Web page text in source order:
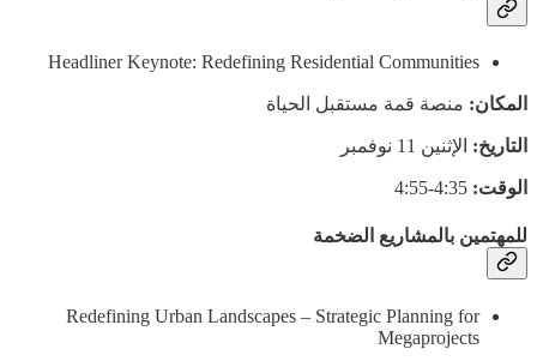
Headliner Keynote: Redefining Residential Communities
المكان: منصة قمة مستقبل الحياة
التاريخ: الإثنين 11 نوفمبر
الوقت: 4:35-4:55
للمهتمين بالمشاريع الضخمة
Redefining Urban Landscapes – Strategic Planning for
Megaprojects